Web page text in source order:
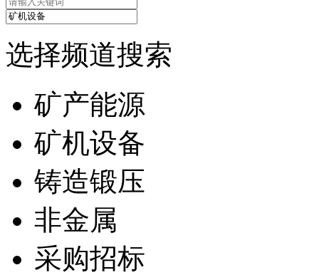
选择频道搜索
矿产能源
矿机设备
铸造锻压
非金属
采购招标